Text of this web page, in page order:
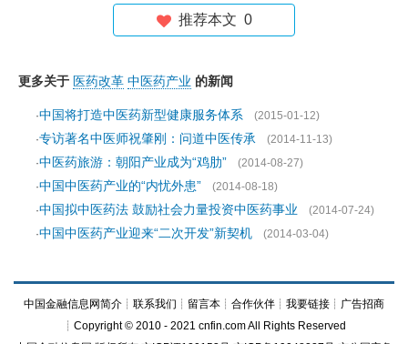
推荐本文 0
更多关于 医药改革 中医药产业 的新闻
·中国将打造中医药新型健康服务体系
(2015-01-12)
·专访著名中医师祝肇刚：问道中医传承
(2014-11-13)
·中医药旅游：朝阳产业成为“鸡肋”
(2014-08-27)
·中国中医药产业的“内忧外患”
(2014-08-18)
·中国拟中医药法 鼓励社会力量投资中医药事业
(2014-07-24)
·中国中医药产业迎来“二次开发”新契机 (2014-03-04)
中国金融信息网简介 ┊ 联系我们 ┊ 留言本 ┊ 合作伙伴 ┊ 我要链接 ┊ 广告招商
┊Copyright © 2010 - 2021 cnfin.com All Rights Reserved